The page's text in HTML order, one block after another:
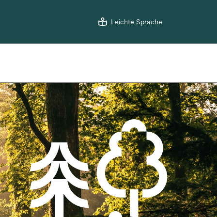
Leichte Sprache
Digitale Angebote
WaldExpert
WaldPfade BW
Wildtierportal BW